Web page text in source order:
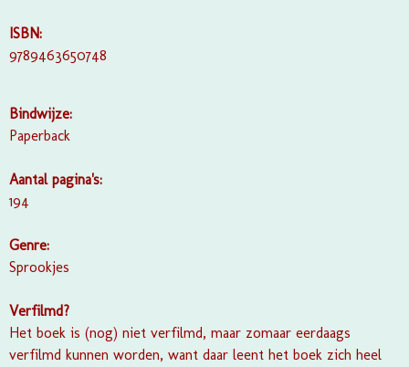
ISBN:
9789463650748
Bindwijze:
Paperback
Aantal pagina's:
194
Genre:
Sprookjes
Verfilmd?
Het boek is (nog) niet verfilmd, maar zomaar eerdaags
verfilmd kunnen worden, want daar leent het boek zich heel